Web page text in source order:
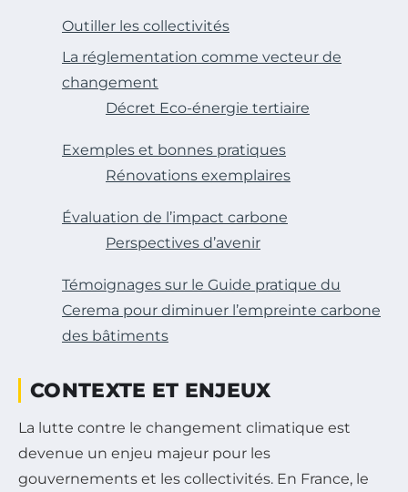
Outiller les collectivités
La réglementation comme vecteur de
changement
Décret Eco-énergie tertiaire
Exemples et bonnes pratiques
Rénovations exemplaires
Évaluation de l’impact carbone
Perspectives d’avenir
Témoignages sur le Guide pratique du
Cerema pour diminuer l’empreinte carbone
des bâtiments
CONTEXTE ET ENJEUX
La lutte contre le changement climatique est
devenue un enjeu majeur pour les
gouvernements et les collectivités. En France, le